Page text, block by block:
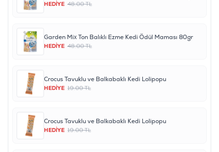
HEDİYE 48.00 TL
Garden Mix Ton Balıklı Ezme Kedi Ödül Maması 80gr
HEDİYE 48.00 TL
Crocus Tavuklu ve Balkabaklı Kedi Lolipopu
HEDİYE 19.00 TL
Crocus Tavuklu ve Balkabaklı Kedi Lolipopu
HEDİYE 19.00 TL